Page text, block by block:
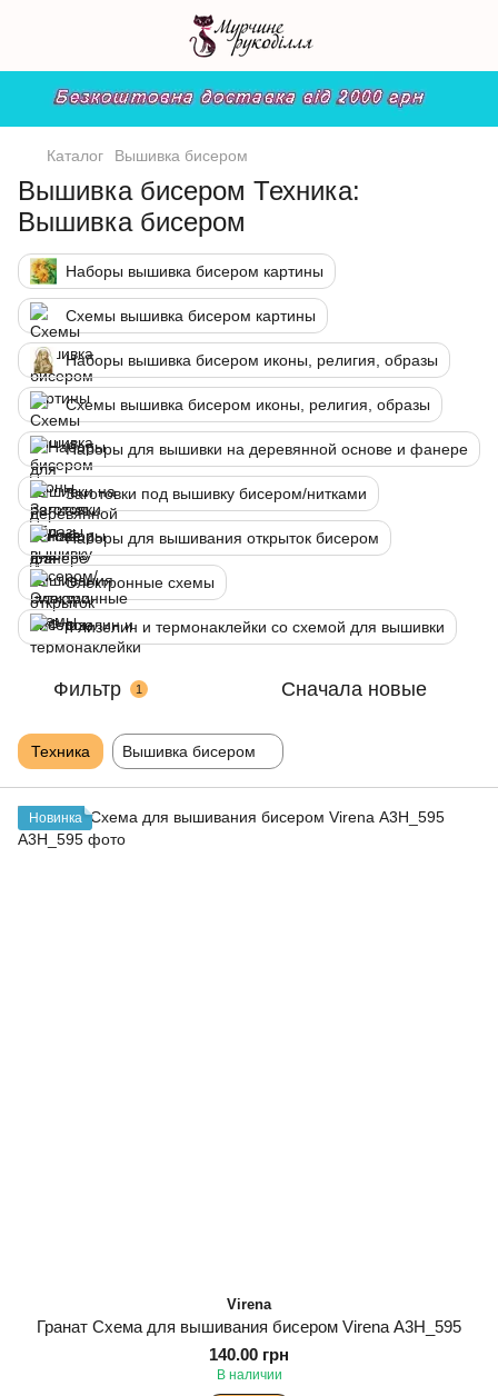
Каталог Вышивка бисером
Вышивка бисером Техника:
Вышивка бисером
Наборы вышивка бисером картины
Схемы вышивка бисером картины
Наборы вышивка бисером иконы, религия, образы
Схемы вышивка бисером иконы, религия, образы
Наборы для вышивки на деревянной основе и фанере
Заготовки под вышивку бисером/нитками
Наборы для вышивания открыток бисером
Электронные схемы
Флизелин и термонаклейки со схемой для вышивки
Фильтр 1 Сначала новые
Техника Вышивка бисером
Новинка
Virena
Гранат Схема для вышивания бисером Virena А3Н_595
140.00 грн
В наличии